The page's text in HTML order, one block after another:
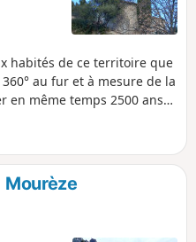
habités de ce territoire que
au fur et à mesure de la
en même temps 2500 ans
la Dourbie.
Mourèze